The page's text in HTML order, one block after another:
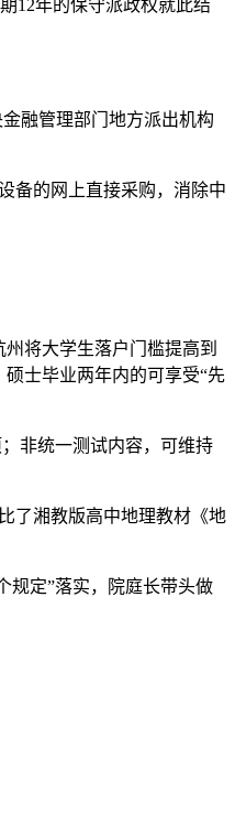
12年的保守派政权就此结
融管理部门地方派出机构
备的网上直接采购，消除中
将大学生落户门槛提高到
士毕业两年内的可享受“先
非统一测试内容，可维持
了湘教版高中地理教材《地
规定”落实，院庭长带头做